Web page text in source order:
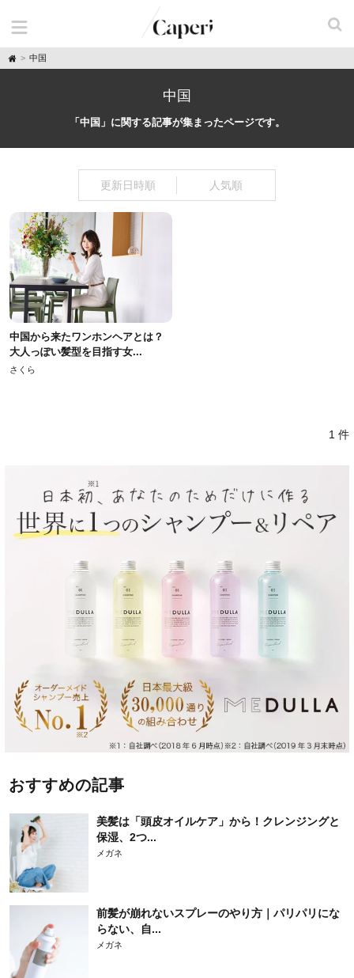
H
o
中国
中国
「中国」に関する記事が集まったページです。
更新日時順 人気順
中国から来たワンホンヘアとは？
大人っぽい髪型を目指す女...
さくら
1 件
おすすめの記事
美髪は「頭皮オイルケア」から！クレンジングと
保湿、2つ...
メガネ
前髪が崩れないスプレーのやり方｜パリパリにな
らない、自...
メガネ